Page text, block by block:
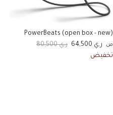
PowerBeats (open box - new)
السعر الان
من ر.ي 64,500 السعر الاصلي
ر.ي 80,500
تخفيض